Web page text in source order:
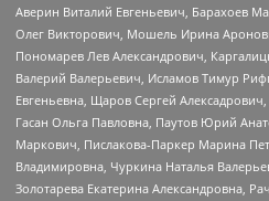
Аверин Виталий Евгеньевич, Барахоев
Олег Викторович, Мошель Ирина
Пономарев Лев Александрович,
Валерий Валерьевич, Исламов Тимур
Евгеньевна, Щаров Сергей
Гасан Ольга Павловна, Паутов Юрий
Маркович, Пислакова-Паркер Марина
Владимировна, Чуркина Наталья
Золотарева Екатерина Александровна,